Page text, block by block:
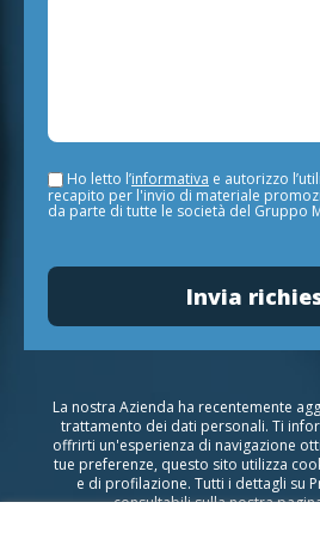
Ho letto l’informativa e autorizzo
recapito per l'invio di materiale
da parte di tutte le società del Gruppo
La nostra Azienda ha recentemente
trattamento dei dati personali. Ti
offrirti un'esperienza di navigazione
tue preferenze, questo sito utilizza
e di profilazione. Tutti i dettagli su
consultabili sulla nostra